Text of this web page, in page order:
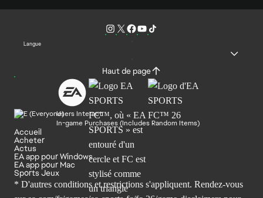
Langue
Haut de page
Users Interact
In-game Purchases (Includes Random Items)
Accueil
Acheter
Actus
EA app pour Windows
EA app pour Mac
Sports Jeux
* D'autres conditions et restrictions s'appliquent. Rendez-vous